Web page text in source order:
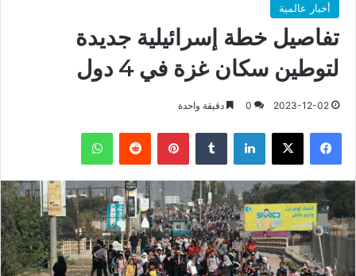
أخبار عالمية
تفاصيل خطة إسرائيلية جديدة
لتوطين سكان غزة في 4 دول
2023-12-02
0 دقيقة واحدة
فيسبوك X لينكدإن بينتيريست واتساب